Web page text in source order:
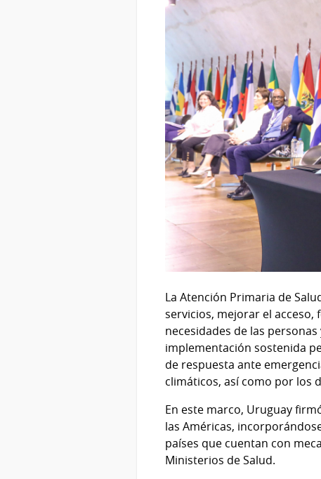
La Atención Primaria de
servicios, mejorar el
necesidades de las
implementación sostenida
de respuesta ante
climáticos, así como por los
En este marco, Uruguay
las Américas,
países que cuentan con
Ministerios de Salud.